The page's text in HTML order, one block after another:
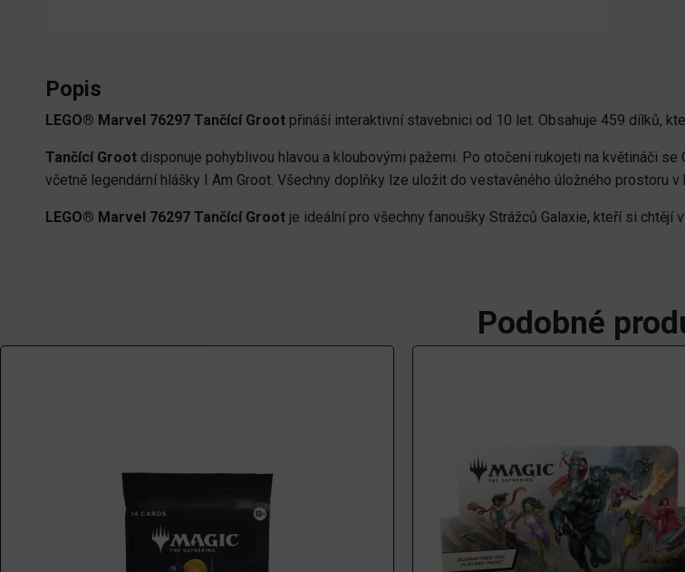
Popis
LEGO® Marvel 76297 Tančící Groot přináší interaktivní stavebnici od 10 let. Obsahuje 459 dílků,
Tančící Groot disponuje pohyblivou hlavou a kloubovými pažemi. Po otočení rukojeti na květináči
včetně legendární hlášky I Am Groot. Všechny doplňky lze uložit do vestavěného úložného prostoru v
LEGO® Marvel 76297 Tančící Groot je ideální pro všechny fanoušky Strážců Galaxie, kteří si
Podobné